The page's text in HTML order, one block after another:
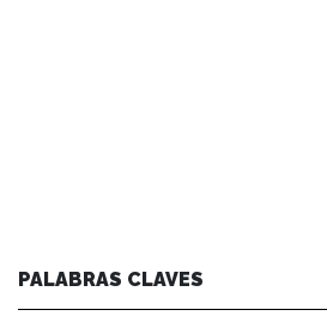
PALABRAS CLAVES